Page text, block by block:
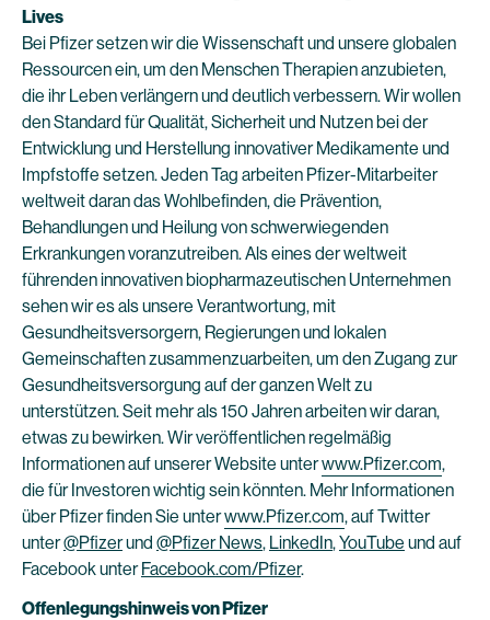
Lives
Bei Pfizer setzen wir die Wissenschaft und unsere globalen
Ressourcen ein, um den Menschen Therapien anzubieten,
die ihr Leben verlängern und deutlich verbessern. Wir wollen
den Standard für Qualität, Sicherheit und Nutzen bei der
Entwicklung und Herstellung innovativer Medikamente und
Impfstoffe setzen. Jeden Tag arbeiten Pfizer-Mitarbeiter
weltweit daran das Wohlbefinden, die Prävention,
Behandlungen und Heilung von schwerwiegenden
Erkrankungen voranzutreiben. Als eines der weltweit
führenden innovativen biopharmazeutischen Unternehmen
sehen wir es als unsere Verantwortung, mit
Gesundheitsversorgern, Regierungen und lokalen
Gemeinschaften zusammenzuarbeiten, um den Zugang zur
Gesundheitsversorgung auf der ganzen Welt zu
unterstützen. Seit mehr als 150 Jahren arbeiten wir daran,
etwas zu bewirken. Wir veröffentlichen regelmäßig
Informationen auf unserer Website unterwww.Pfizer.com,
die für Investoren wichtig sein könnten. Mehr Informationen
über Pfizer finden Sie unterwww.Pfizer.com, auf Twitter
unter@Pfizerund @Pfizer News, LinkedIn,YouTube und auf
Facebook unterFacebook.com/Pfizer.
Offenlegungshinweis von Pfizer